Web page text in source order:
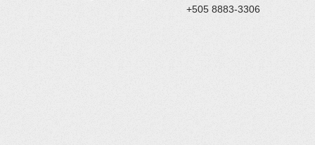
+505 8883-3306